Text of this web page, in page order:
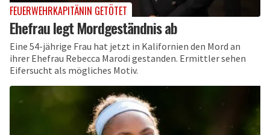
FEUERWEHRKAPITÄNIN GETÖTET
Ehefrau legt Mordgeständnis ab
Eine 54-jährige Frau hat jetzt in Kalifornien den Mord an
ihrer Ehefrau Rebecca Marodi gestanden. Ermittler sehen
Eifersucht als mögliches Motiv.